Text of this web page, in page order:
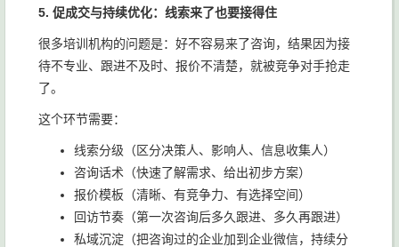
5. 促成交与持续优化：线索来了也要接得住
很多培训机构的问题是：好不容易来了咨询，结果因为接
待不专业、跟进不及时、报价不清楚，就被竞争对手抢走
了。
这个环节需要：
线索分级（区分决策人、影响人、信息收集人）
咨询话术（快速了解需求、给出初步方案）
报价模板（清晰、有竞争力、有选择空间）
回访节奏（第一次咨询后多久跟进、多久再跟进）
私域沉淀（把咨询过的企业加到企业微信，持续分